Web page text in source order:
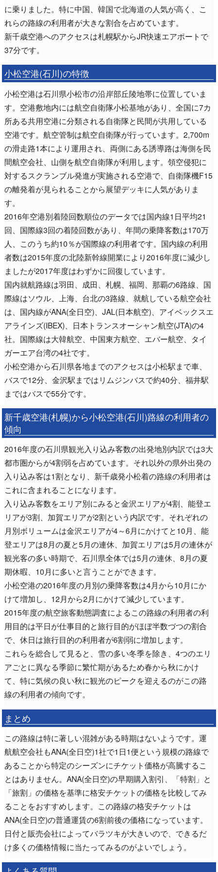
に乗りました。特に中国、韓国で北海道の人気が高く、こ
れらの路線の利用者が大きな割合を占めています。
新千歳空港へのアクセスは札幌駅からJR快速エアポートで
37分です。
小松空港(石川)の特徴
小松空港は石川県小松市の沿岸部丘陵地帯に位置していま
す。空港敷地内には航空自衛隊小松基地があり、全国に7カ
所ある共用空港に分類される自衛隊と民間が共用している
空港です。航空管制は航空自衛隊が行っています。2,700m
の滑走路1本により運用され、両側にある誘導路は海側を民
間航空会社、山側を航空自衛隊が利用します。領空侵犯に
対するスクランブル発進が実施される空港で、自衛隊機F15
の離発着が見られることから展望デッキに人気がありま
す。
2016年空港別着陸回数順位のデータでは国内線1日平均21
回、国際線3回の着陸回数があり、年間の乗降客数は170万
人、このうち約10％が国際線の利用者です。国内線の利用
者数は2015年度の北陸新幹線開業により2016年度に減少し
ましたが2017年度はわずかに回復しています。
国内就航路線は羽田、成田、札幌、福岡、那覇の6路線、国
際線はソウル、上海、台北の3路線、就航している航空会社
は、国内線がANA(全日空)、JAL(日本航空)、アイベックスエ
アラインズ(IBEX)、日本トランスオーシャン航空(JTA)の4
社。国際線は大韓航空、中国東方航空、エバー航空、タイ
ガーエア台湾の4社です。
小松空港から石川県各地までのアクセスは小松駅まで車、
バスで12分、金沢駅まではリムジンバスで約40分、福井駅
まではバスで55分です。
新千歳空港(札幌)から小松空港(石川)路線の利用者の
傾向
2016年度の石川県観光入り込み客数の出発地別内訳では3大
都市圏からが4割弱を占めています。それ以外の県外出発の
入り込み客は1割となり、新千歳発小松着の路線の利用者は
これに含まれることになります。
入り込み客数をエリア別にみると金沢エリアが4割、能登エ
リアが3割、加賀エリアが2割という内訳です。それぞれの
月別ボリュームは金沢エリアが4～6月にかけてと10月、能
登エリアは8月の夏と5月の連休、加賀エリアは5月の連休が
観光客の多い時期で、石川県全体では5月の連休、8月の夏
期休暇、10月に多いと言うことができます。
小松空港の2016年度の月別の乗降客数は4月から10月にか
けて増加し、12月から2月にかけて減少しています。
2015年度の航空旅客動態調査によるこの路線の利用者の利
用目的は平日が仕事目的と旅行目的がほぼ半数づつの割合
で、休日は旅行目的の利用者が6割弱に増加します。
これらを総合して見ると、雪の多い冬季を除き、4つのエリ
アごとに異なる季節に繁忙期があるため春から秋にかけ
て、特に気候の良い秋に観光のピークを迎えるのがこの路
線の利用者の傾向です。
まとめ
この路線は特に著しい混雑がある時期はないようです。運
航航空会社もANA(全日空)1社で1日1便という規模の路線で
あることから特定のシーズンにチケット価格が高騰するこ
とはありません。ANA(全日空)の早期購入割引、「特割」と
「旅割」の価格を基準に格安チケットの価格を比較してみ
ることをおすすめします。この路線の格安チケットは
ANA(全日空)の普通運賃の6割前後の価格になっています。
日付と販売会社によってバラツキが大きいので、できるだ
け多くの価格情報に当たってみるのがよいでしょう。